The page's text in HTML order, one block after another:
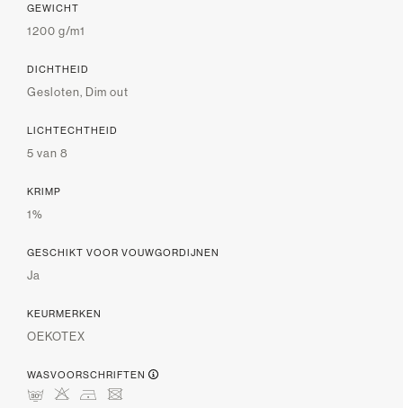
GEWICHT
1200 g/m1
DICHTHEID
Gesloten, Dim out
LICHTECHTHEID
5 van 8
KRIMP
1%
GESCHIKT VOOR VOUWGORDIJNEN
Ja
KEURMERKEN
OEKOTEX
WASVOORSCHRIFTEN
mHDU